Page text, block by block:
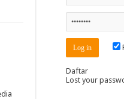
Daftar
Lost your